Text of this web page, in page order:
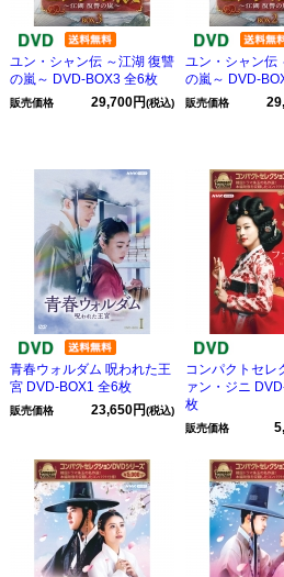
ユン・シャン伝 ～江湖 復讐
の嵐～ DVD-BOX3 全6枚
販売価格 29,700円(税込)
ユン・シャン伝
の嵐～ DVD-
販売価格
青春ウォルダム 呪われた王
宮 DVD-BOX1 全6枚
販売価格 23,650円(税込)
コンパクトセレ
ァン・ジニ
枚
販売価格